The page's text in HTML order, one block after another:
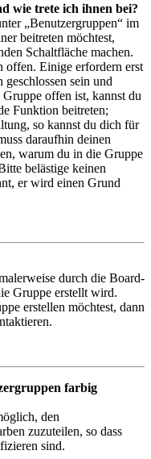
wie trete ich ihnen bei?
„Benutzergruppen“ im
beitreten möchtest,
Schaltfläche machen.
offen. Einige erfordern erst
sein und
offen ist, kannst du
Funktion beitreten;
so kannst du dich für
daraufhin deinen
warum du in die Gruppe
belästige keinen
er wird einen Grund
durch die Board-
Gruppe erstellt wird.
erstellen möchtest, dann
farbig
den
zuzuteilen, so dass
sind.